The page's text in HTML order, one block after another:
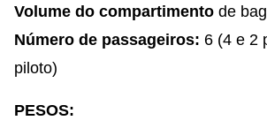
Volume do compartimento de
Número de passageiros: 6 (4 e 2
piloto)
PESOS: